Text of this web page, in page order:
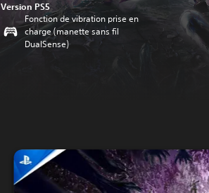
Version PS5
Fonction de vibration prise en
charge (manette sans fil
DualSense)